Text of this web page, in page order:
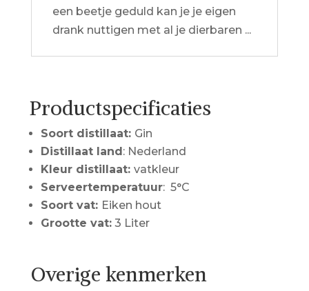
een beetje geduld kan je je eigen
drank nuttigen met al je dierbaren ...
Productspecificaties
Soort distillaat: Gin
Distillaat land: Nederland
Kleur distillaat: vatkleur
Serveertemperatuur: 5°C
Soort vat: Eiken hout
Grootte vat:3 Liter
Overige kenmerken